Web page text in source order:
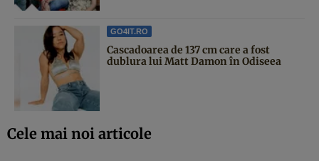
GO4IT.RO
Cascadoarea de 137 cm care a fost
dublura lui Matt Damon în Odiseea
Cele mai noi articole